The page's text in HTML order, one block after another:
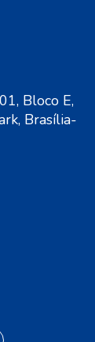
Bloco E,
Brasília-